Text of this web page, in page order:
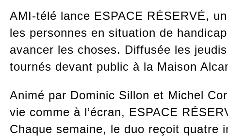
AMI-télé lance ESPACE RÉSERVÉ,
les personnes en situation de
avancer les choses. Diffusée les
tournés devant public à la Maison
Animé par Dominic Sillon et Michel
vie comme à l’écran, ESPACE
Chaque semaine, le duo reçoit quatre